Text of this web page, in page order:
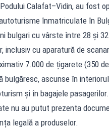
Calafat–Vidin, au fost
înmatriculate în
bulgari cu vârste între 28 și
inclusiv cu aparatură de
7.000 de țigarete (350
bulgăresc, ascunse în
și în bagajele pasagerilor.
nu au putut prezenta
legală a produselor.